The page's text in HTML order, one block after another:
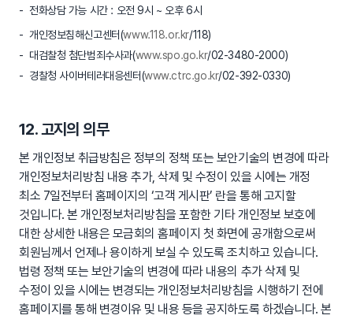
전화상담 가능 시간 : 오전 9시 ~ 오후 6시
개인정보침해신고센터(www.118.or.kr/118)
대검찰청 첨단범죄수사과(www.spo.go.kr/02-3480-2000)
경찰청 사이버테러대응센터(www.ctrc.go.kr/02-392-0330)
12. 고지의 의무
본 개인정보 취급방침은 정부의 정책 또는 보안기술의 변경에 따라
개인정보처리방침 내용 추가, 삭제 및 수정이 있을 시에는 개정
최소 7일전부터 홈페이지의 ‘고객 게시판’ 란을 통해 고지할
것입니다. 본 개인정보처리방침을 포함한 기타 개인정보 보호에
대한 상세한 내용은 모금회의 홈페이지 첫 화면에 공개함으로써
회원님께서 언제나 용이하게 보실 수 있도록 조치하고 있습니다.
법령 정책 또는 보안기술의 변경에 따라 내용의 추가 삭제 및
수정이 있을 시에는 변경되는 개인정보처리방침을 시행하기 전에
홈페이지를 통해 변경이유 및 내용 등을 공지하도록 하겠습니다. 본